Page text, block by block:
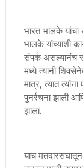
भारत भालके
भालके यांच्याशी
संपर्क असल्यानंच
मध्ये त्यांनी
मात्र, त्यात
पुनर्रचना झाली
झाला.
याच